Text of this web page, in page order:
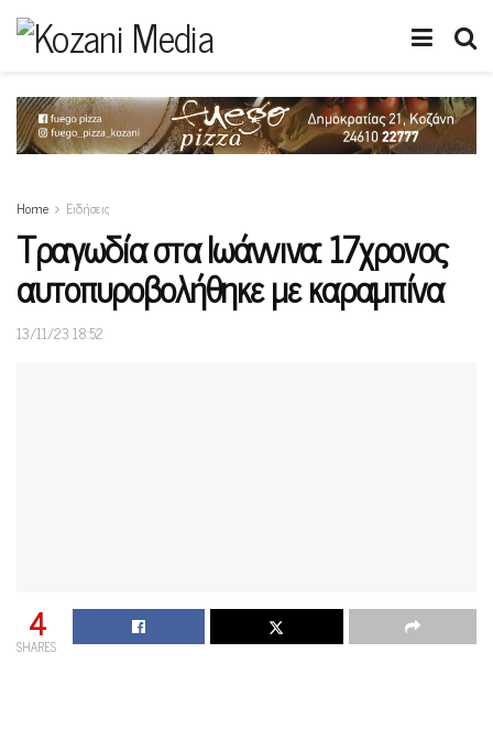
Home Ειδήσεις
Τραγωδία στα Iωάννινα: 17χρονος
αυτοπυροβολήθηκε με καραμπίνα
13/11/23 18:52
4
SHARES